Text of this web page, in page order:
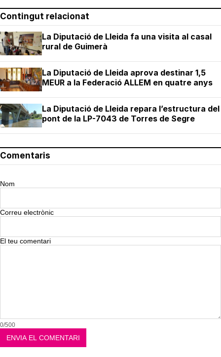
Contingut relacionat
La Diputació de Lleida fa una visita al casal
rural de Guimerà
La Diputació de Lleida aprova destinar 1,5
MEUR a la Federació ALLEM en quatre anys
La Diputació de Lleida repara l’estructura del
pont de la LP-7043 de Torres de Segre
Comentaris
Nom
Correu electrònic
El teu comentari
0/500